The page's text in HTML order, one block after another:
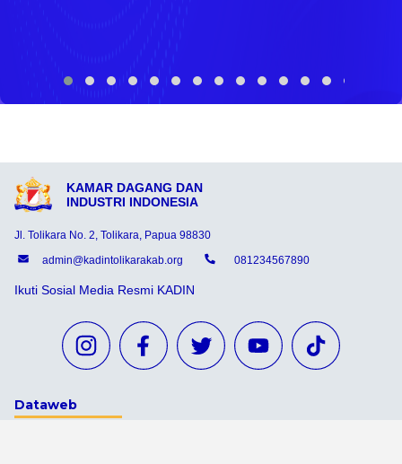
KAMAR DAGANG DAN
INDUSTRI INDONESIA
Jl. Tolikara No. 2, Tolikara, Papua 98830
admin@kadintolikarakab.org
081234567890
Ikuti Sosial Media Resmi KADIN
Dataweb